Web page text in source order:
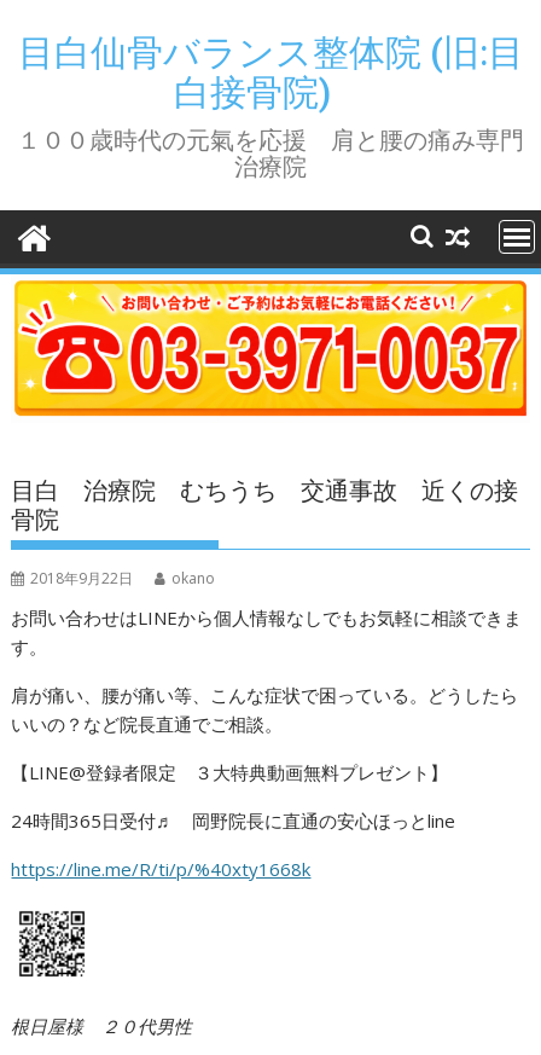
content
目白仙骨バランス整体院 (旧:目
白接骨院)
１００歳時代の元氣を応援 肩と腰の痛み専門
治療院
目白 治療院 むちうち 交通事故 近くの接
骨院
2018年9月22日 okano
お問い合わせはLINEから個人情報なしでもお気軽に相談できま
す。
肩が痛い、腰が痛い等、こんな症状で困っている。どうしたら
いいの？など院長直通でご相談。
【LINE@登録者限定 ３大特典動画無料プレゼント】
24時間365日受付♬ 岡野院長に直通の安心ほっとline
https://line.me/R/ti/p/%40xty1668k
根日屋様 ２０代男性